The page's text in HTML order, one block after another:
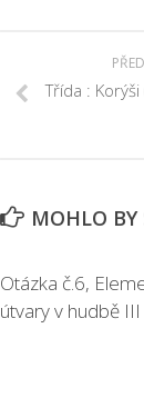
Třída :
MOHLO BY
Otázka č.6,
útvary v hudbě III